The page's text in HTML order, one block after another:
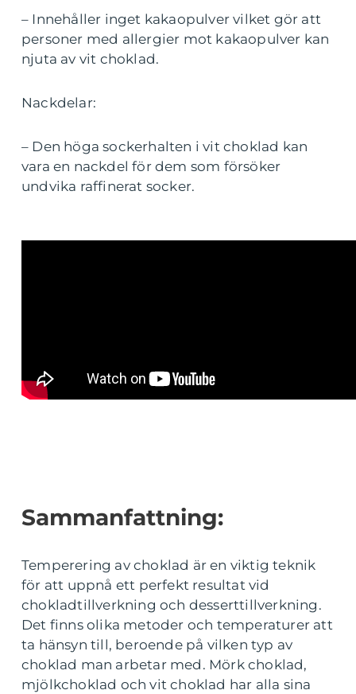
– Innehåller inget kakaopulver vilket gör att
personer med allergier mot kakaopulver kan
njuta av vit choklad.
Nackdelar:
– Den höga sockerhalten i vit choklad kan
vara en nackdel för dem som försöker
undvika raffinerat socker.
Sammanfattning:
Temperering av choklad är en viktig teknik
för att uppnå ett perfekt resultat vid
chokladtillverkning och desserttillverkning.
Det finns olika metoder och temperaturer att
ta hänsyn till, beroende på vilken typ av
choklad man arbetar med. Mörk choklad,
mjölkchoklad och vit choklad har alla sina